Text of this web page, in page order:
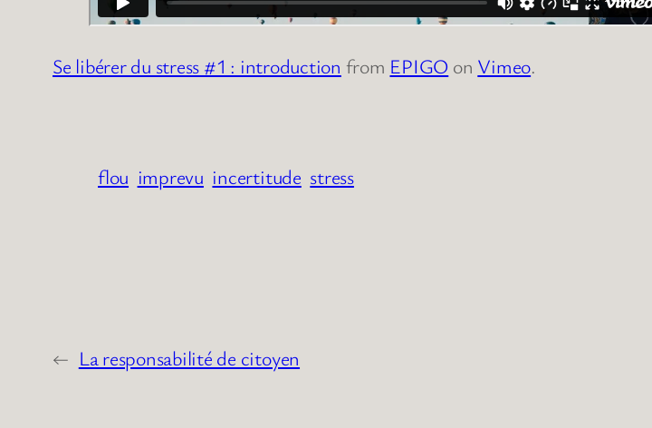
Se libérer du stress #1 : introduction from EPIGO on Vimeo.
flou imprevu incertitude stress
← La responsabilité de citoyen